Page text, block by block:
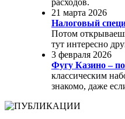
21 марта 2026
Налоговый
Потом
тут интересно
3 февраля 2026
Фугу Казино –
классическим
знакомо, даже